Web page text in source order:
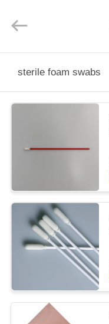
PRODUK
KAMI
TUR
PABRIK
KONTROL
KUALITAS
products
co.ltd.
sterile foam swabs